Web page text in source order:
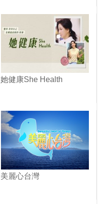
她健康She Health
美麗心台灣